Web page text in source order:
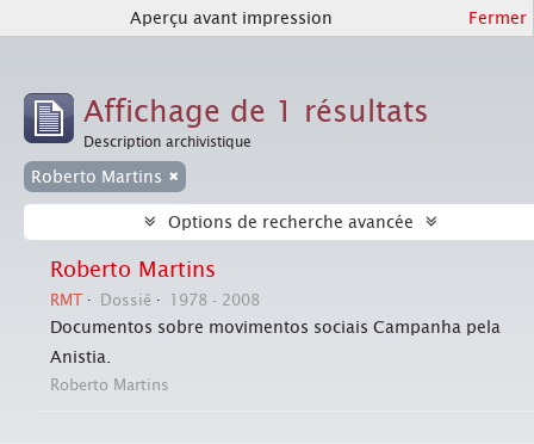
Aperçu avant impression Fermer
Affichage de 1 résultats
Description archivistique
Roberto Martins
Options de recherche avancée
Roberto Martins
RMT Dossiê 1978 - 2008
Documentos sobre movimentos sociais Campanha pela
Anistia.
Roberto Martins